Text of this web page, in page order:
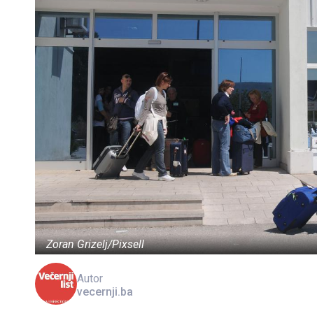
Zoran Grizelj/Pixsell
Autor
vecernji.ba